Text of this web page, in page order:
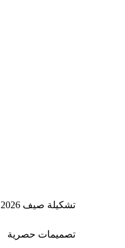
تشكيلة صيف 2026
تصميمات حصرية